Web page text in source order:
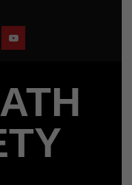
Youtube